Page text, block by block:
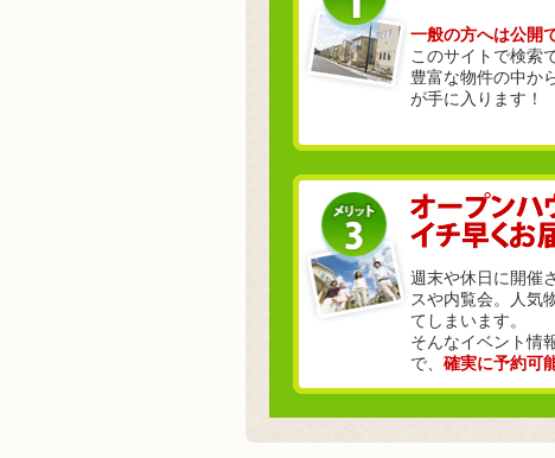
一般の方へは公開
このサイトで検索
豊富な物件の中か
が手に入ります！
週末や休日に開催
スや内覧会。人気
てしまいます。
そんなイベント情
で、 確実に予約可